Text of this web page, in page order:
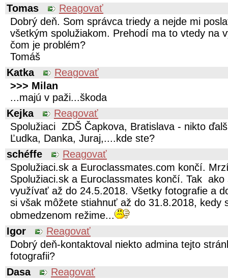
Tomas
Reagovať
Dobrý deň. Som správca triedy a nejde mi
všetkým spolužiakom. Prehodí ma to vtedy na
čom je problém?
Tomáš
Katka
Reagovať
>>> Milan
...majú v paži...škoda
Kejka
Reagovať
Spolužiaci ZDŠ Čapkova, Bratislava - nikto
Ľudka, Danka, Juraj,....kde ste?
schéffe
Reagovať
Spolužiaci.sk a Euroclassmates.com končí.
Spolužiaci.sk a Euroclassmates končí. Tak
využívať až do 24.5.2018. Všetky fotografie a
si však môžete stiahnuť až do 31.8.2018, kedy
obmedzenom režime...
Igor
Reagovať
Dobrý deň-kontaktoval niekto admina tejto
fotografii?
Dasa
Reagovať